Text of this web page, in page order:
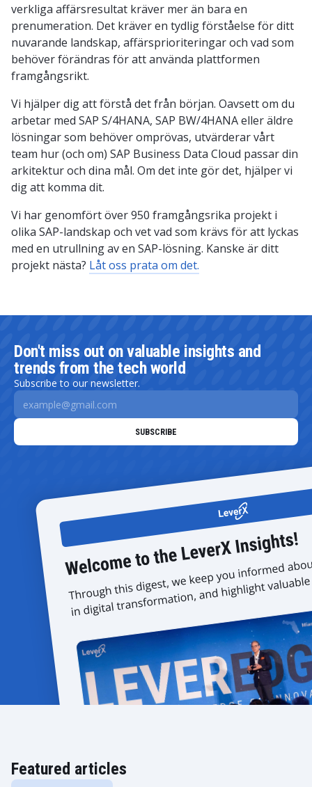
verkliga affärsresultat kräver mer än bara en
prenumeration. Det kräver en tydlig förståelse för ditt
nuvarande landskap, affärsprioriteringar och vad som
behöver förändras för att använda plattformen
framgångsrikt.
Vi hjälper dig att förstå det från början. Oavsett om du
arbetar med SAP S/4HANA, SAP BW/4HANA eller äldre
lösningar som behöver omprövas, utvärderar vårt
team hur (och om) SAP Business Data Cloud passar din
arkitektur och dina mål. Om det inte gör det, hjälper vi
dig att komma dit.
Vi har genomfört över 950 framgångsrika projekt i
olika SAP-landskap och vet vad som krävs för att lyckas
med en utrullning av en SAP-lösning. Kanske är ditt
projekt nästa? Låt oss prata om det.
Don't miss out on valuable insights and
trends from the tech world
Subscribe to our newsletter.
Featured articles